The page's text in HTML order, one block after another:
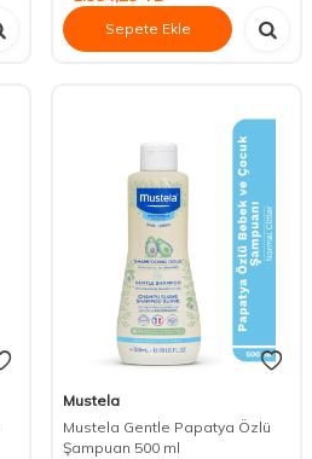
Sepete Ekle
Mustela
Mustela Gentle Papatya Özlü
Şampuan 500 ml